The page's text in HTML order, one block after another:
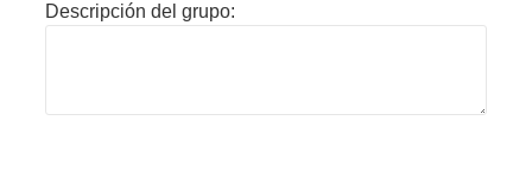
Descripción del grupo: